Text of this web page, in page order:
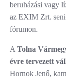
beruházási vagy
az EXIM Zrt.
fórumon.
A Tolna
évre tervezett
Hornok Jenő,